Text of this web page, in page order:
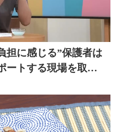
に感じる”保護者は
トする現場を取
いシャボン玉」づく